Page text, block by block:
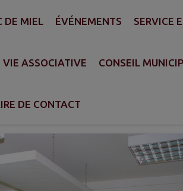
MIEL ÉVÉNEMENTS SERVICE
VIE ASSOCIATIVE CONSEIL
DE CONTACT(ALSH)